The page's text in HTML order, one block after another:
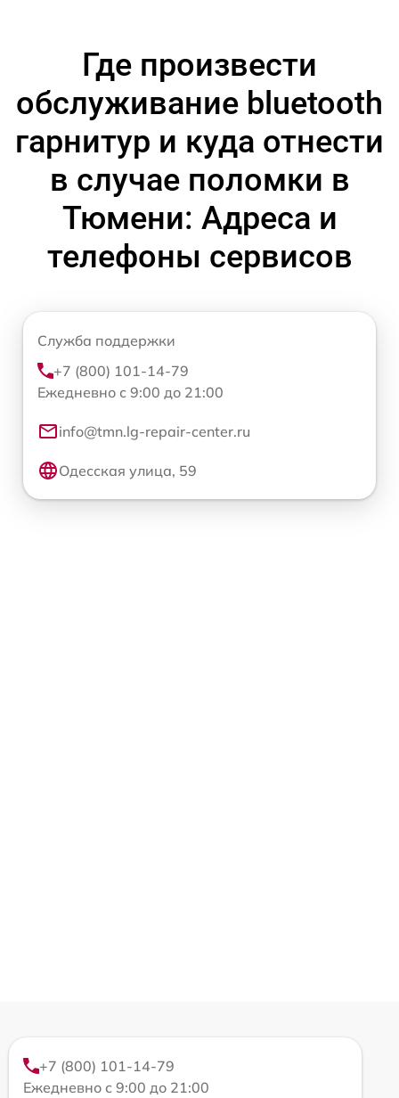
Где произвести
обслуживание bluetooth
гарнитур и куда отнести
в случае поломки в
Тюмени: Адреса и
телефоны сервисов
Служба поддержки
+7 (800) 101-14-79
Ежедневно с 9:00 до 21:00
info@tmn.lg-repair-center.ru
Одесская улица, 59
+7 (800) 101-14-79
Ежедневно с 9:00 до 21:00